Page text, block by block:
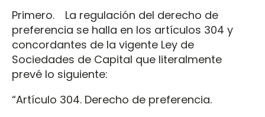
Primero. La regulación del derecho de
preferencia se halla en los artículos 304 y
concordantes de la vigente Ley de
Sociedades de Capital que literalmente
prevé lo siguiente:
“Artículo 304. Derecho de preferencia.